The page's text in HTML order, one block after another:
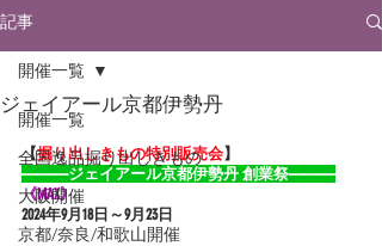
記事
開催一覧
全国逸品掘り出しきもの
大阪開催
京都/奈良/和歌山開催
開催一覧
ジェイアール京都伊勢丹
【掘り出しきもの特別販売会】
———ジェイアール京都伊勢丹 創業祭———
《MAX》
2024年9月 18日～9月23日